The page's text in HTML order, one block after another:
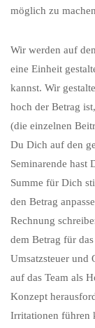
möglich zu
Wir werden auf
eine Einheit
kannst. Wir
hoch der Betrag
(die einzelnen
Du Dich auf den
Seminarende hast
Summe für Dich
den Betrag
Rechnung
dem Betrag für
Umsatzsteuer und
auf das Team als
Konzept
Irritationen führen